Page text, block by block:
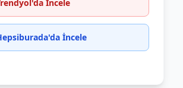
İncele
İncele